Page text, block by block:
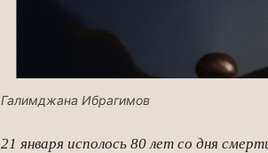
Галимджана Ибрагимов
21 января исполось 80 лет со дня